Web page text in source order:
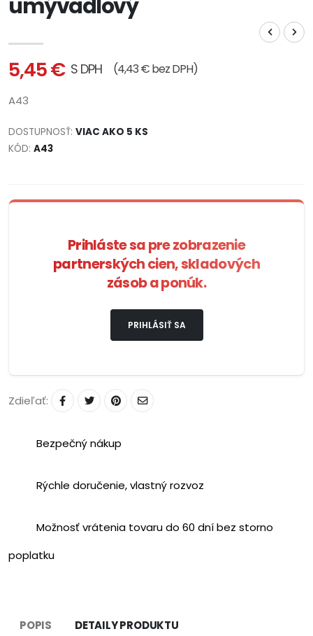
umývadlový
5,45 € S DPH (4,43 € bez DPH)
A43
DOSTUPNOSŤ: VIAC AKO 5 KS
KÓD: A43
Prihláste sa pre zobrazenie
partnerských cien, skladových
zásob a ponúk.
PRIHLÁSIŤ SA
Zdieľať:
Bezpečný nákup
Rýchle doručenie, vlastný rozvoz
Možnosť vrátenia tovaru do 60 dní bez storno
poplatku
POPIS DETAILY PRODUKTU